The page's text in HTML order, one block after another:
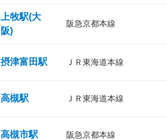
上牧駅(大
阪)
阪急京都本線
摂津富田駅 ＪＲ東海道本線
高槻駅 ＪＲ東海道本線
高槻市駅 阪急京都本線